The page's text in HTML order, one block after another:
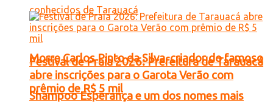
Morre Carlos Pinto da Silva, criador do famoso
Shampoo Esperança e um dos nomes mais
Festival de Praia 2026: Prefeitura de Tarauacá
abre inscrições para o Garota Verão com
prêmio de R$ 5 mil